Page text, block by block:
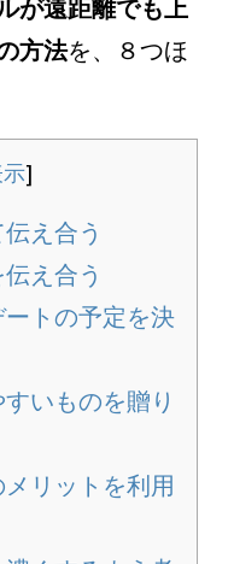
が遠距離でも上
方法を、８つほ
]
え合う
え合う
トの予定を決
いものを贈り
リットを利用